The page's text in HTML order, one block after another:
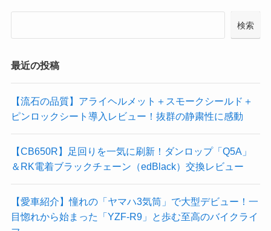
検索
最近の投稿
【流石の品質】アライヘルメット＋スモークシールド＋
ピンロックシート導入レビュー！抜群の静粛性に感動
【CB650R】足回りを一気に刷新！ダンロップ「Q5A」
＆RK電着ブラックチェーン（edBlack）交換レビュー
【愛車紹介】憧れの「ヤマハ3気筒」で大型デビュー！一
目惚れから始まった「YZF-R9」と歩む至高のバイクライ